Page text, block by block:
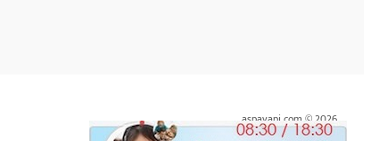
aspayapi.com © 2026